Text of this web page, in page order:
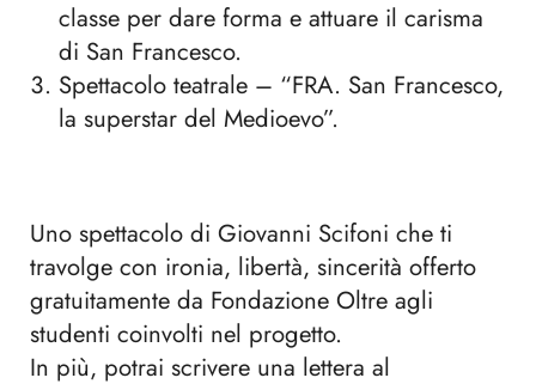
classe per dare forma e attuare il carisma
di San Francesco.
Spettacolo teatrale – “FRA. San Francesco,
la superstar del Medioevo”.
Uno spettacolo di Giovanni Scifoni che ti
travolge con ironia, libertà, sincerità offerto
gratuitamente da Fondazione Oltre agli
studenti coinvolti nel progetto.
In più, potrai scrivere una lettera al